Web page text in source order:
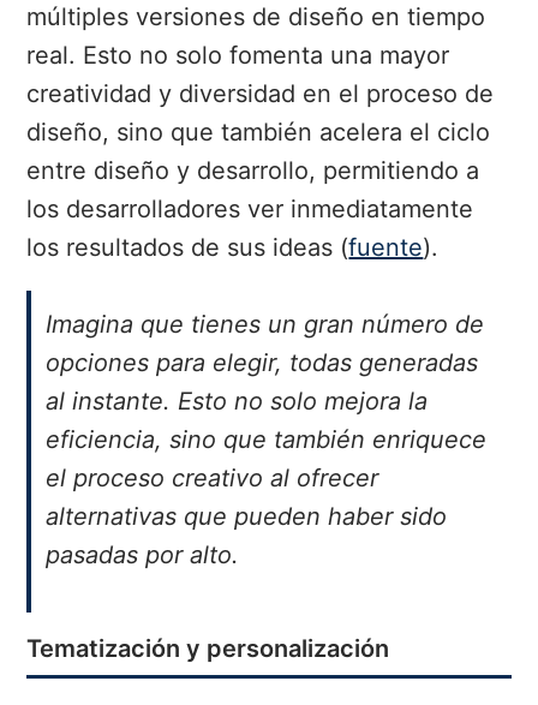
múltiples versiones de diseño en tiempo
real. Esto no solo fomenta una mayor
creatividad y diversidad en el proceso de
diseño, sino que también acelera el ciclo
entre diseño y desarrollo, permitiendo a
los desarrolladores ver inmediatamente
los resultados de sus ideas (fuente).
Imagina que tienes un gran número de
opciones para elegir, todas generadas
al instante. Esto no solo mejora la
eficiencia, sino que también enriquece
el proceso creativo al ofrecer
alternativas que pueden haber sido
pasadas por alto.
Tematización y personalización